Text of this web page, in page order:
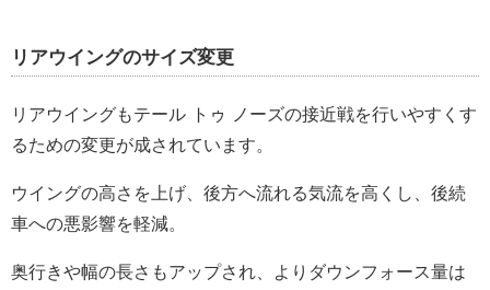
リアウイングのサイズ変更
リアウイングもテール トゥ ノーズの接近戦を行いやすくす
るための変更が成されています。
ウイングの高さを上げ、後方へ流れる気流を高くし、後続
車への悪影響を軽減。
奥行きや幅の長さもアップされ、よりダウンフォース量は